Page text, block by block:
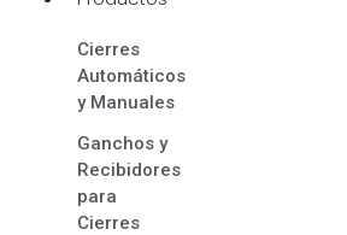
Cierres
Automáticos
y Manuales
Ganchos y
Recibidores
para
Cierres